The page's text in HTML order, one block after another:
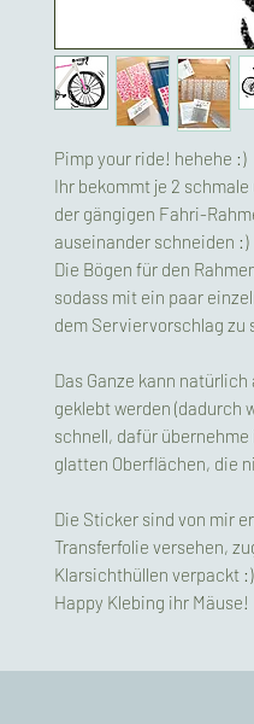
Pimp your ride! hehehe :)
Ihr bekommt je 2
der gängigen Fahri-
auseinander schneiden :)
Die Bögen für den
sodass mit ein paar
dem Serviervorschlag zu
Das Ganze kann
geklebt werden (dadurch
schnell, dafür
glatten Oberflächen, die
Die Sticker sind von mir
Transferfolie versehen,
Klarsichthüllen verpackt :)
Happy Klebing ihr Mäuse!